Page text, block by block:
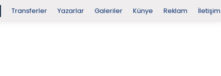
Transferler Yazarlar Galeriler Künye Reklam İletişim